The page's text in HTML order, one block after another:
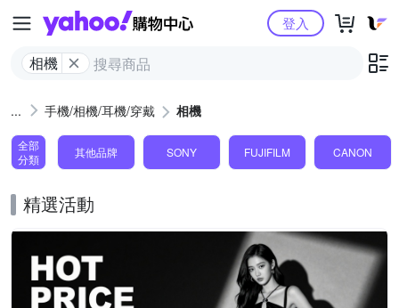
Yahoo購物中心
相機
登入
手機/相機/耳機/穿戴 相機
全部
分類
其他品牌 SONY FUJIFILM CANON
精選活動